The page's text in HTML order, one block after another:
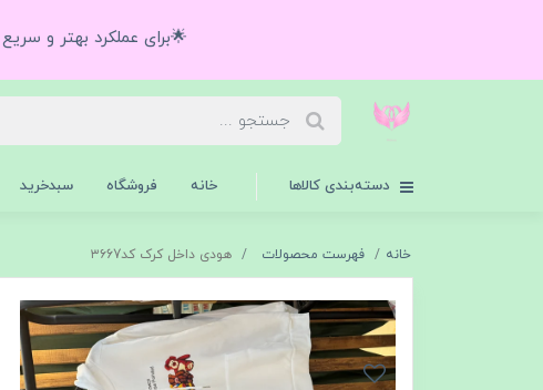
🌟برای عملکرد بهتر و
دسته‌بندی کالاها خانه فروشگاه سبدخرید
خانه فهرست محصولات هودی داخل کرک کد۳۶67